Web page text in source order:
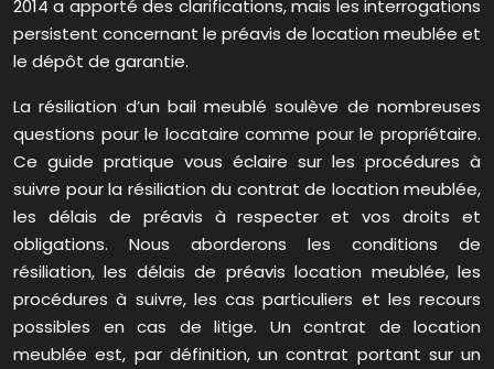
2014 a apporté des clarifications, mais les interrogations
persistent concernant le préavis de location meublée et
le dépôt de garantie.
La résiliation d’un bail meublé soulève de nombreuses
questions pour le locataire comme pour le propriétaire.
Ce guide pratique vous éclaire sur les procédures à
suivre pour la résiliation du contrat de location meublée,
les délais de préavis à respecter et vos droits et
obligations. Nous aborderons les conditions de
résiliation, les délais de préavis location meublée, les
procédures à suivre, les cas particuliers et les recours
possibles en cas de litige. Un contrat de location
meublée est, par définition, un contrat portant sur un